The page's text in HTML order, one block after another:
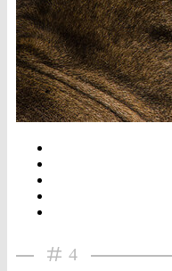
4